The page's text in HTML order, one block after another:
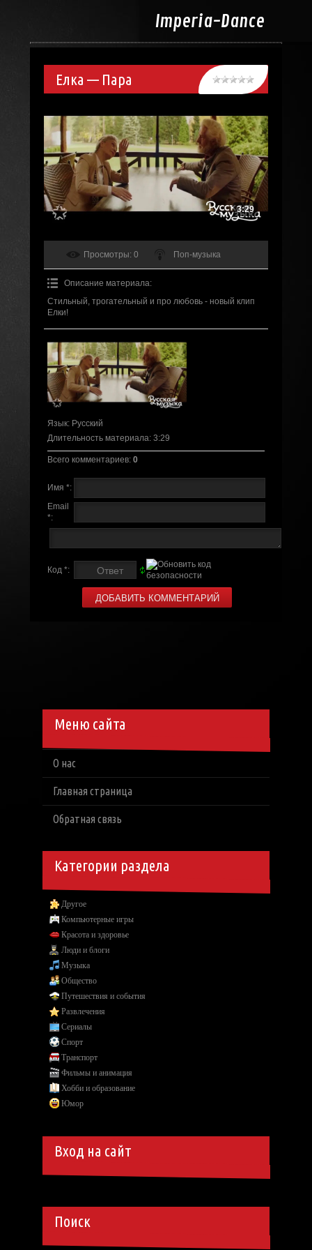
Imperia-Dance
Елка — Пара
3:29
Просмотры: 0 Поп-музыка
Описание материала:
Стильный, трогательный и про любовь - новый клип
Елки!
Язык: Русский
Длительность материала: 3:29
Всего комментариев: 0
Имя *:
Email
*:
Код *:
Меню сайта
О нас
Главная страница
Обратная связь
Категории раздела
Другое
Компьютерные игры
Красота и здоровье
Люди и блоги
Музыка
Общество
Путешествия и события
Развлечения
Сериалы
Спорт
Транспорт
Фильмы и анимация
Хобби и образование
Юмор
Вход на сайт
Поиск